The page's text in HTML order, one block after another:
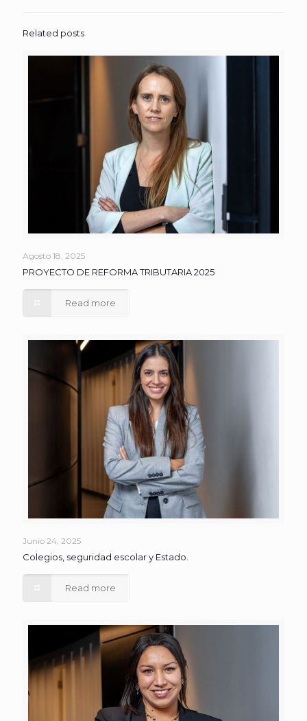
Related posts
Agosto 18, 2025
PROYECTO DE REFORMA TRIBUTARIA 2025
Read more
Junio 24, 2025
Colegios, seguridad escolar y Estado.
Read more